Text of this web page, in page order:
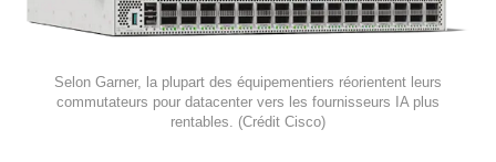
Selon Garner, la plupart des équipementiers réorientent leurs
commutateurs pour datacenter vers les fournisseurs IA plus
rentables. (Crédit Cisco)